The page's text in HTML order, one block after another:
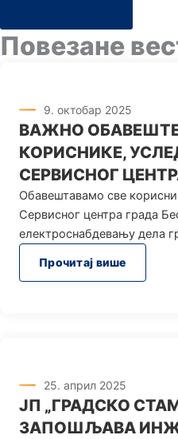
Повезане
9. октобар 2025
ВАЖНО
КОРИСНИКЕ,
СЕРВИСНОГ
Oбавештавамо све
Сервисног центра града
електроснабдевању дела
Прочитај више
25. април 2025
ЈП „ГРАДСКО
ЗАПОШЉАВА